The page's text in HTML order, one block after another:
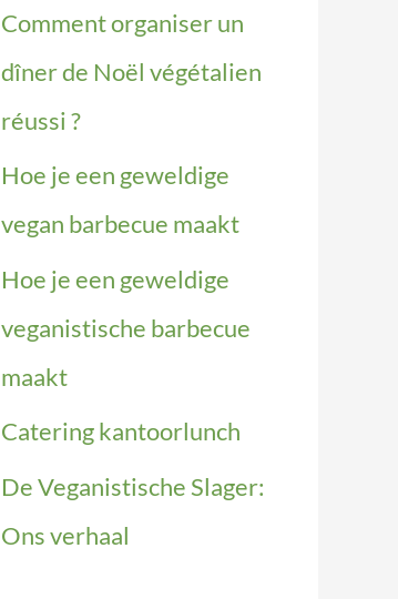
Comment organiser un
dîner de Noël végétalien
réussi ?
Hoe je een geweldige
vegan barbecue maakt
Hoe je een geweldige
veganistische barbecue
maakt
Catering kantoorlunch
De Veganistische Slager:
Ons verhaal